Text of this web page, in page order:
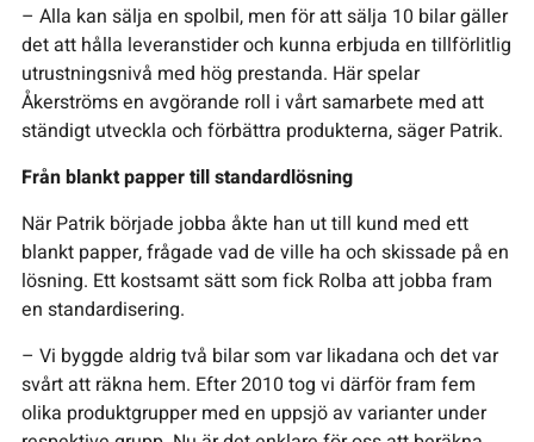
– Alla kan sälja en spolbil, men för att sälja 10 bilar gäller
det att hålla leveranstider och kunna erbjuda en tillförlitlig
utrustningsnivå med hög prestanda. Här spelar
Åkerströms en avgörande roll i vårt samarbete med att
ständigt utveckla och förbättra produkterna, säger Patrik.
Från blankt papper till standardlösning
När Patrik började jobba åkte han ut till kund med ett
blankt papper, frågade vad de ville ha och skissade på en
lösning. Ett kostsamt sätt som fick Rolba att jobba fram
en standardisering.
– Vi byggde aldrig två bilar som var likadana och det var
svårt att räkna hem. Efter 2010 tog vi därför fram fem
olika produktgrupper med en uppsjö av varianter under